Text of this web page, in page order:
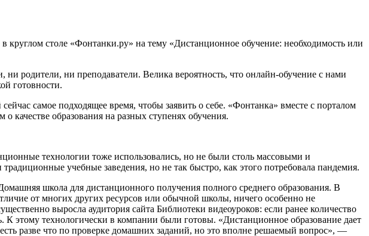
столе «Фонтанки.ру» на тему «Дистанционное обучение: необходимость или
родители, ни преподаватели. Велика вероятность, что онлайн-обучение с нами
готовности.
самое подходящее время, чтобы заявить о себе. «Фонтанка» вместе с порталом
качестве образования на разных ступенях обучения.
технологии тоже использовались, но не были столь массовыми и
учебные заведения, но не так быстро, как этого потребовала пандемия.
школа для дистанционного получения полного среднего образования. В
от многих других ресурсов или обычной школы, ничего особенно не
выросла аудитория сайта Библиотеки видеоуроков: если ранее количество
К этому технологически в компании были готовы. «Дистанционное образование дает
разве что по проверке домашних заданий, но это вполне решаемый вопрос», —